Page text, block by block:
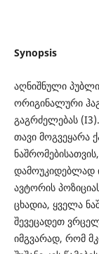
Synopsis
აღნიშნული
ორიგინალური
გაგრძელებას
თავი მოგვეყარა
დამოუკიდებლად
ავტორის
ცხადია, ყველა
შევეცადეთ
იმგვარად, რომ